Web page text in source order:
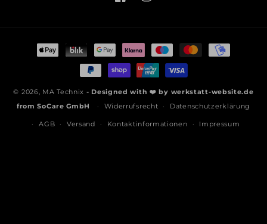
FacebookInstagram
Zahlungsmethoden
© 2026, MA Technix - Designed with ❤️ by werkstatt-website.de
fromSoCare GmbH Widerrufsrecht Datenschutzerklärung
AGB Versand Kontaktinformationen Impressum